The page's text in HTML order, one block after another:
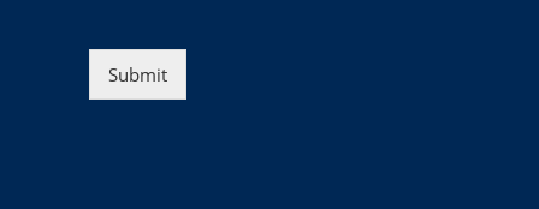
Submit